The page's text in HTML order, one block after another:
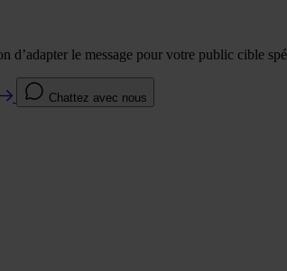
d’adapter le message pour votre public cible
Chattez avec nous